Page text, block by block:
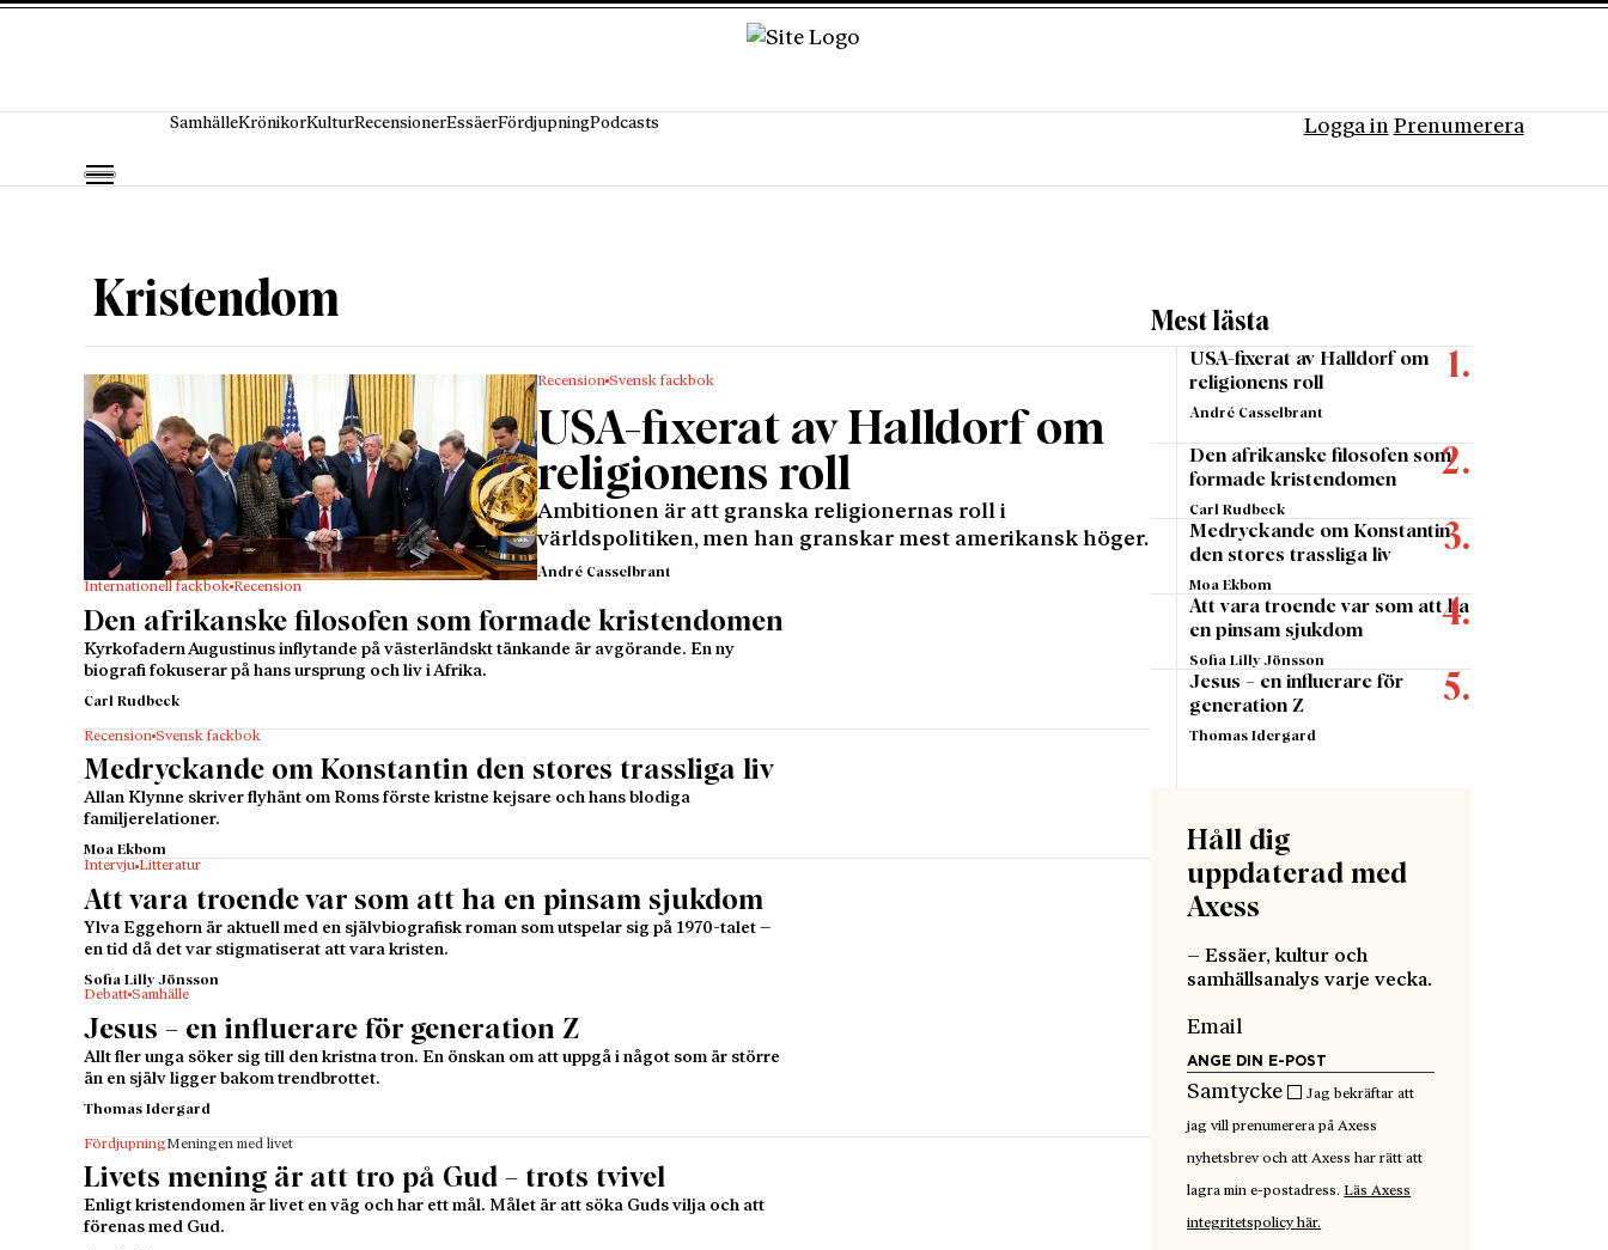
SamhälleKrönikorKulturRecensionerEssäerFördjupningPodcasts Logga in Prenumerera
Kristendom
Recension Svensk fackbok
USA-fixerat av Halldorf om
religionens roll
Ambitionen är att granska religionernas roll i
världspolitiken, men han granskar mest amerikansk höger.
André Casselbrant
Internationell fackbok Recension
Den afrikanske filosofen som formade kristendomen
Kyrkofadern Augustinus inflytande på västerländskt ­tän­kande är avgörande. En ny
biografi fokuserar på hans ursprung och liv i Afrika.
Carl Rudbeck
Recension Svensk fackbok
Medryckande om Konstantin den stores trassliga liv
Allan Klynne skriver flyhänt om Roms förste kristne kejsare och hans blodiga
familjerelationer.
Moa Ekbom
Intervju Litteratur
Att vara troende var som att ha en pinsam sjukdom
Ylva Eggehorn är aktuell med en självbiografisk roman som utspelar sig på 1970-talet –
en tid då det var stigmatiserat att vara kristen.
Sofia Lilly Jönsson
Debatt Samhälle
Jesus – en influerare för generation Z
Allt fler unga söker sig till den kristna tron. En önskan om att uppgå i något som är större
än en själv ligger bakom trendbrottet.
Thomas Idergard
FördjupningMeningen med livet
Livets mening är att tro på Gud – trots tvivel
Enligt kristendomen är livet en väg och har ett mål. Målet är att söka Guds vilja och att
förenas med Gud.
Mest lästa
USA-fixerat av Halldorf om
religionens roll
André Casselbrant
Den afrikanske filosofen som
formade kristendomen
Carl Rudbeck
Medryckande om Konstantin
den stores trassliga liv
Moa Ekbom
Att vara troende var som att ha
en pinsam sjukdom
Sofia Lilly Jönsson
Jesus – en influerare för
generation Z
Thomas Idergard
Håll dig
uppdaterad med
Axess
– Essäer, kultur och
samhällsanalys varje vecka.
Email
Samtycke Jag bekräftar att
jag vill prenumerera på Axess
nyhetsbrev och att Axess har rätt att
lagra min e-postadress. Läs Axess
integritetspolicy här.